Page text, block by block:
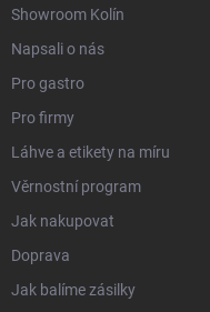
Showroom Kolín
Napsali o nás
Pro gastro
Pro firmy
Láhve a etikety na míru
Věrnostní program
Jak nakupovat
Doprava
Jak balíme zásilky